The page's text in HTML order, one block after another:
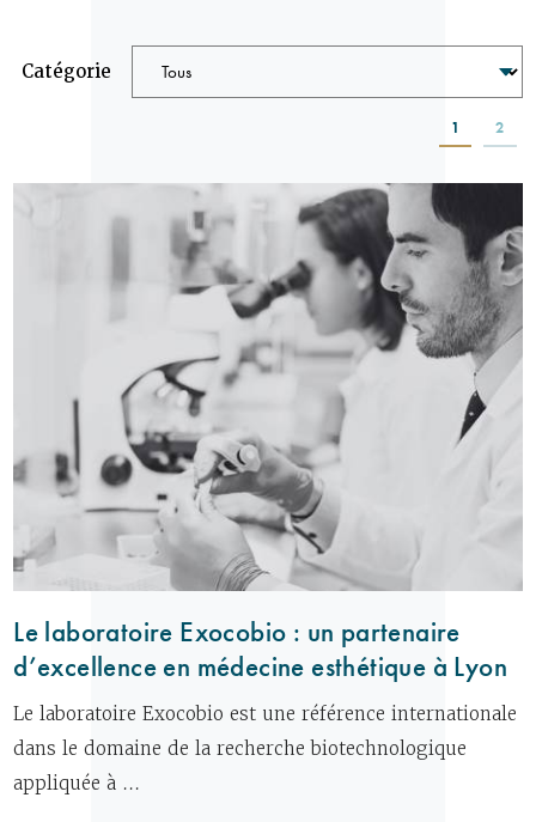
Catégorie
1 2
Le laboratoire Exocobio : un partenaire
d’excellence en médecine esthétique à Lyon
Le laboratoire Exocobio est une référence internationale
dans le domaine de la recherche biotechnologique
appliquée à ...